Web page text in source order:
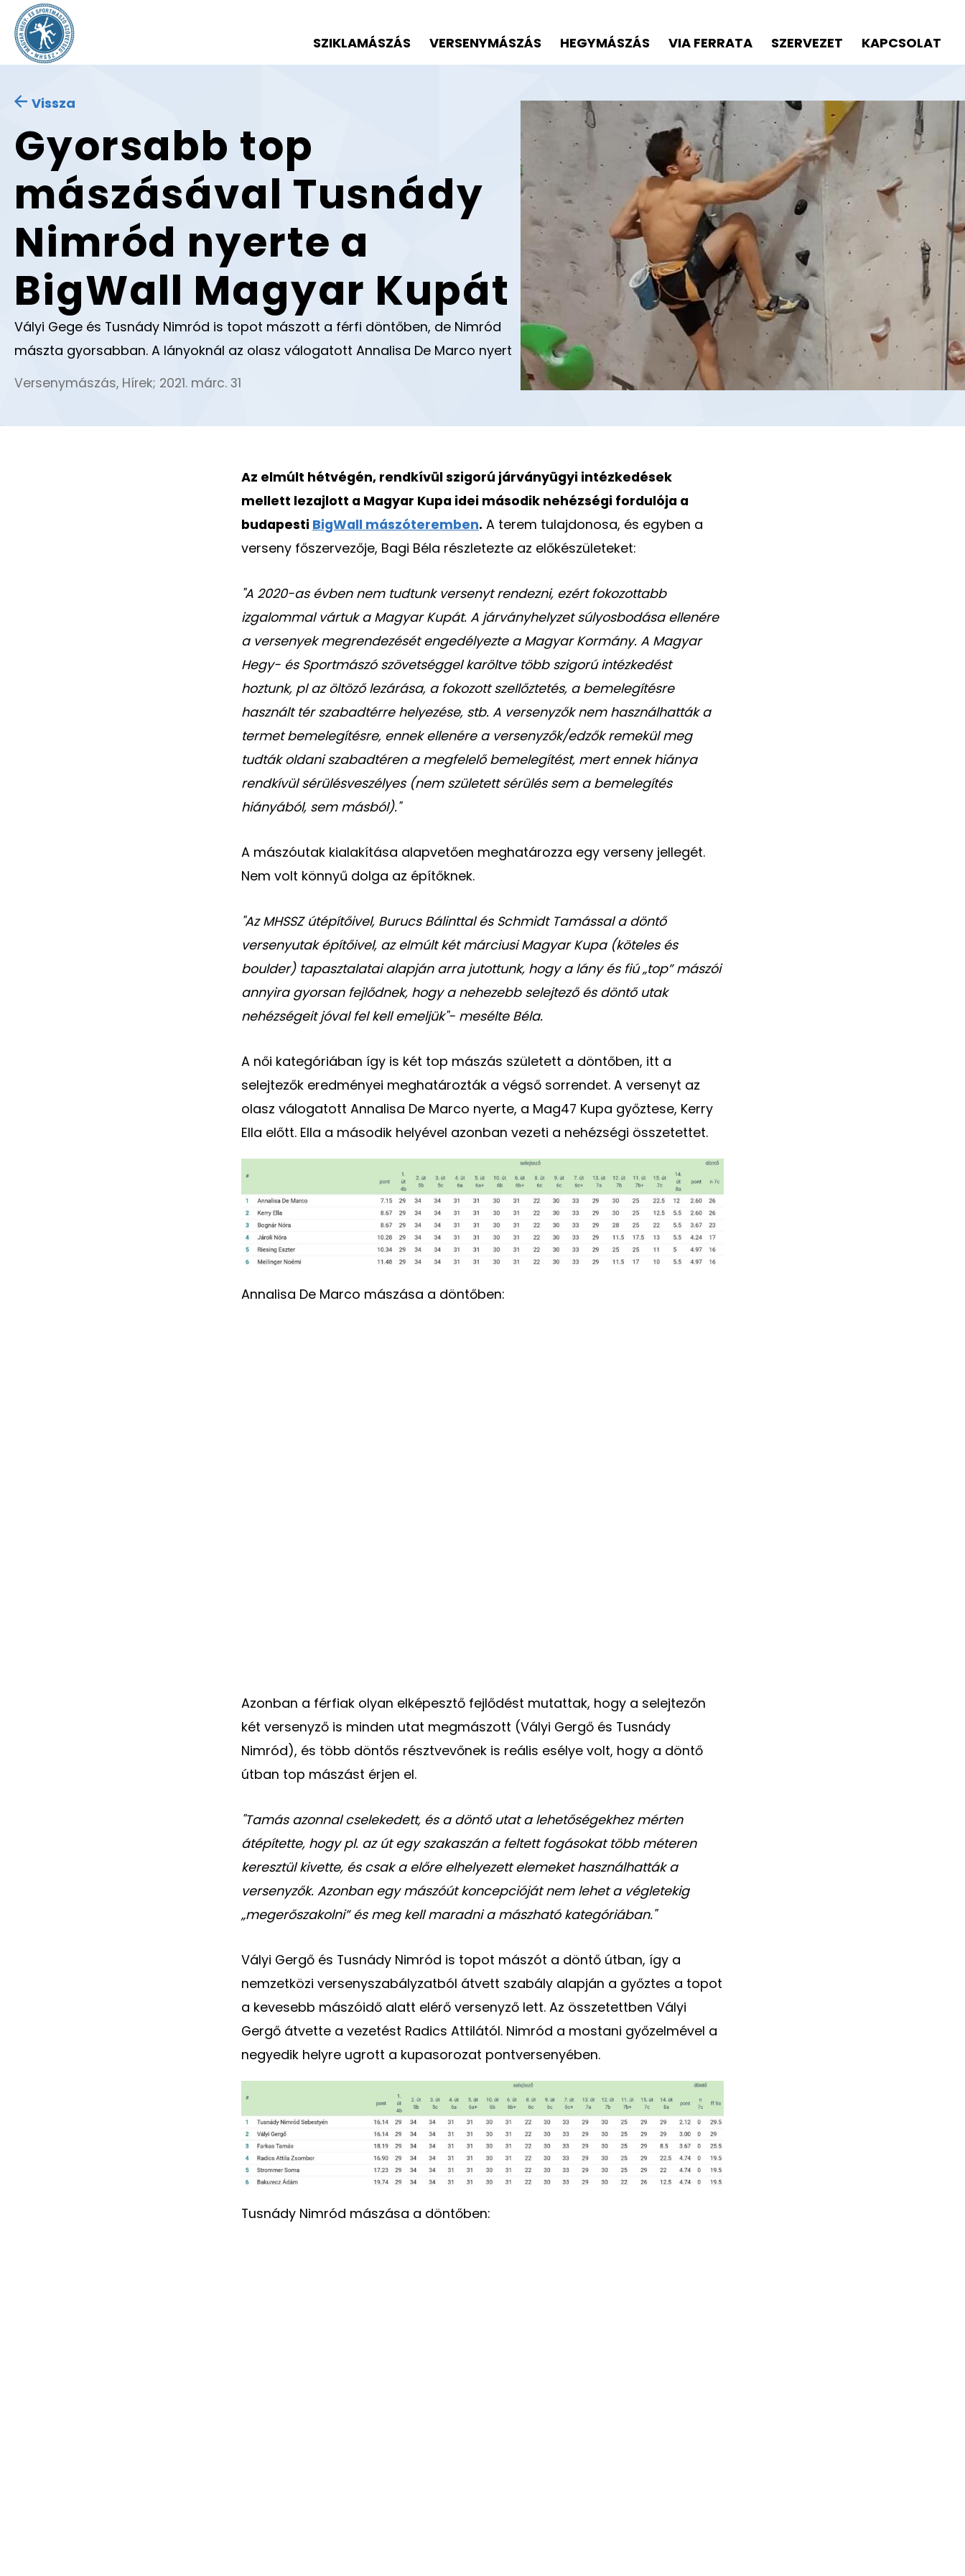
SZIKLAMÁSZÁS VERSENYMÁSZÁS HEGYMÁSZÁS VIA FERRATA SZERVEZET KAPCSOLAT
Vissza
Gyorsabb top
mászásával Tusnády
Nimród nyerte a
BigWall Magyar Kupát
Vályi Gege és Tusnády Nimród is topot mászott a férfi döntőben, de Nimród
mászta gyorsabban. A lányoknál az olasz válogatott Annalisa De Marco nyert
Versenymászás, Hírek; 2021. márc. 31
Az elmúlt hétvégén, rendkívül szigorú járványügyi intézkedések
mellett lezajlott a Magyar Kupa idei második nehézségi fordulója a
budapesti BigWall mászóteremben. A terem tulajdonosa, és egyben a
verseny főszervezője, Bagi Béla részletezte az előkészületeket:
"A 2020-as évben nem tudtunk versenyt rendezni, ezért fokozottabb
izgalommal vártuk a Magyar Kupát. A járványhelyzet súlyosbodása ellenére
a versenyek megrendezését engedélyezte a Magyar Kormány. A Magyar
Hegy- és Sportmászó szövetséggel karöltve több szigorú intézkedést
hoztunk, pl az öltöző lezárása, a fokozott szellőztetés, a bemelegítésre
használt tér szabadtérre helyezése, stb. A versenyzők nem használhatták a
termet bemelegítésre, ennek ellenére a versenyzők/edzők remekül meg
tudták oldani szabadtéren a megfelelő bemelegítést, mert ennek hiánya
rendkívül sérülésveszélyes (nem született sérülés sem a bemelegítés
hiányából, sem másból)."
A mászóutak kialakítása alapvetően meghatározza egy verseny jellegét.
Nem volt könnyű dolga az építőknek.
"Az MHSSZ útépítőivel, Burucs Bálinttal és Schmidt Tamással a döntő
versenyutak építőivel, az elmúlt két márciusi Magyar Kupa (köteles és
boulder) tapasztalatai alapján arra jutottunk, hogy a lány és fiú „top” mászói
annyira gyorsan fejlődnek, hogy a nehezebb selejtező és döntő utak
nehézségeit jóval fel kell emeljük"- mesélte Béla.
A női kategóriában így is két top mászás született a döntőben, itt a
selejtezők eredményei meghatározták a végső sorrendet. A versenyt az
olasz válogatott Annalisa De Marco nyerte, a Mag47 Kupa győztese, Kerry
Ella előtt. Ella a második helyével azonban vezeti a nehézségi összetettet.
Annalisa De Marco mászása a döntőben:
Azonban a férfiak olyan elképesztő fejlődést mutattak, hogy a selejtezőn
két versenyző is minden utat megmászott (Vályi Gergő és Tusnády
Nimród), és több döntős résztvevőnek is reális esélye volt, hogy a döntő
útban top mászást érjen el.
"Tamás azonnal cselekedett, és a döntő utat a lehetőségekhez mérten
átépítette, hogy pl. az út egy szakaszán a feltett fogásokat több méteren
keresztül kivette, és csak a előre elhelyezett elemeket használhatták a
versenyzők. Azonban egy mászóút koncepcióját nem lehet a végletekig
„megerőszakolni” és meg kell maradni a mászható kategóriában."
Vályi Gergő és Tusnády Nimród is topot mászót a döntő útban, így a
nemzetközi versenyszabályzatból átvett szabály alapján a győztes a topot
a kevesebb mászóidő alatt elérő versenyző lett. Az összetettben Vályi
Gergő átvette a vezetést Radics Attilától. Nimród a mostani győzelmével a
negyedik helyre ugrott a kupasorozat pontversenyében.
Tusnády Nimród mászása a döntőben: